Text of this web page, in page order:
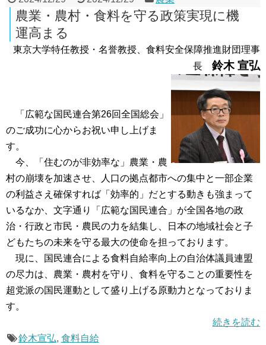
農業・農村・食料を守る政策実現に機
運高まる
東京大学特任教授・名誉教授、食料安全保障推進財団理事
長 鈴木 宣弘
「広範な国民連合第26回全国総会」
のご成功に心からお祝い申し上げま
す。
今、「住むのが非効率な」農業・農
村の崩壊を加速させ、人口の拠点都市への集中と一部企業
の利益さえ確保すれば「効率的」だとする動きも強まって
いるなか、文字通り「広範な国民連合」が全国各地の政
治・行政と市民・農民の力を結集し、日本の地域社会と子
どもたちの未来を守る最大の使命を担っております。
現に、国民連合による食料自給率向上の自治体議員連盟
の尽力は、農業・農村を守り、食料を守ることの重要性を
超党派の国民運動として盛り上げる原動力となっておりま
す。
続きを読む
鈴木宣弘, 食料自給